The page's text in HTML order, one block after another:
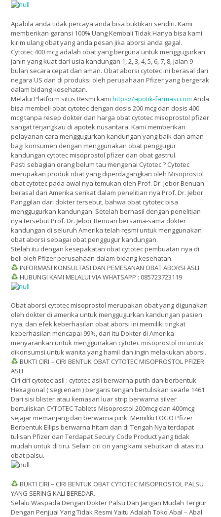
Apabila anda tidak percaya anda bisa buktikan sendiri. Kami
memberikan garansi 100% Uang Kembali Tidak Hanya bisa kami
kirim ulang obat yang anda pesan jika aborsi anda gagal.
Cytotec 400 mcg adalah obat yang berguna untuk menggugurkan
janin yang kuat dari usia kandungan 1, 2, 3, 4, 5, 6, 7, 8, jalan 9
bulan secara cepat dan aman. Obat aborsi cytotec ini berasal dari
negara US dan di produksi oleh perusahaan Pfizer yang bergerak
dalam bidang kesehatan.
Melalui Platform situs Resmi kami https://apotik-farmasi.com Anda
bisa membeli obat cytotec dengan dosis 200 mcg dan dosis 400
mcg tanpa resep dokter dan harga obat cytotec misoprostol pfizer
sangat terjangkau di apotek nusantara. Kami memberikan
pelayanan cara menggugurkan kandungan yang baik dan aman
bagi konsumen dengan menggunakan obat penggugur
kandungan cytotec misoprostol pfizer dan obat gastrul.
Pasti sebagian orang belum tau mengenai Cytotec ? Cytotec
merupakan produk obat yang diperdagangkan oleh Misoprostol
obat cytotec pada awal nya temukan oleh Prof. Dr. Jebor Benuan
berasal dari Amerika serikat dalam penelitian nya Prof. Dr. Jebor
Panggilan dari dokter tersebut, bahwa obat cytotec bisa
menggugurkan kandungan. Setelah berhasil dengan penelitian
nya tersebut Prof. Dr. Jebor Benuan bersama-sama dokter
kandungan di seluruh Amerika telah resmi untuk menggunakan
obat aborsi sebagai obat penggugur kandungan.
Stelah itu dengan kesepakatan obat cytotec pembuatan nya di
beli oleh Pfizer perusahaan dalam bidang kesehatan.
INFORMASI KONSULTASI DAN PEMESANAN OBAT ABORSI ASLI
HUBUNGI KAMI MELALUI VIA WHATSAPP : 085723723119
Obat aborsi cytotec misoprostol merupakan obat yang digunakan
oleh dokter di amerika untuk menggugurkan kandungan pasien
nya, dan efek keberhasilan obat aborsi ini memiliki tingkat
keberhasilan mencapai 99%, dari itu Dokter di Amerika
menyarankan untuk menggunakan cytotec misoprostol ini untuk
dikonsumsi untuk wanita yang hamil dan ingin melakukan aborsi.
BUKTI CIRI – CIRI BENTUK OBAT CYTOTEC MISOPROSTOL PFIZER
ASLI
Ciri ciri cytotec asli : cytotec asli berwarna putih dan berbentuk
Hexagional ( segi enam ) bergaris tengah bertuliskan searle 1461
Dari sisi blister atau kemasan luar strip berwarna silver
bertuliskan CYTOTEC Tablets Misoprostol 200mcg dan 400mcg
sejajar memanjang dan berwarna pink. Memiliki LOGO Pfizer
Berbentuk Ellips berwarna hitam dan di Tengah Nya terdapat
tulisan Pfizer dan Terdapat Secury Code Product yang tidak
mudah untuk di tiru. Selain ciri ciri yang kami sebutkan di atas itu
obat palsu.
BUKTI CIRI – CIRI BENTUK OBAT CYTOTEC MISOPROSTOL PALSU
YANG SERING KALI BEREDAR.
Selalu Waspada Dengan Dokter Palsu Dan Jangan Mudah Tergiur
Dengan Penjual Yang Tidak Resmi Yaitu Adalah Toko Abal – Abal